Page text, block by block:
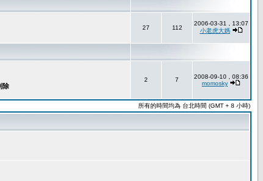
27 112
2006-03-31 , 13:07
小老虎大媽
2 7
2008-09-10 , 08:36
momosky
所有的時間均為 台北時間 (GMT + 8 小時)